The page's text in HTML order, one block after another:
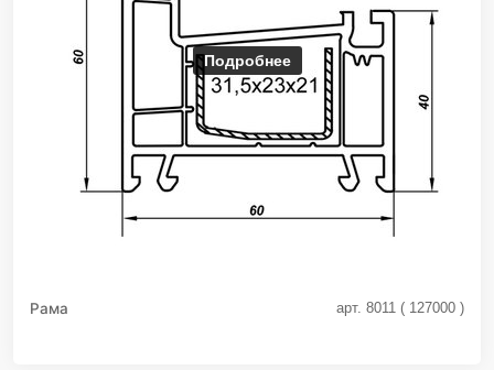
Подробнее
Рама арт. 8011 ( 127000 )